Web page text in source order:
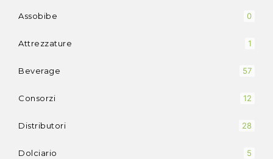
Assobibe 0
Attrezzature 1
Beverage 57
Consorzi 12
Distributori 28
Dolciario 5